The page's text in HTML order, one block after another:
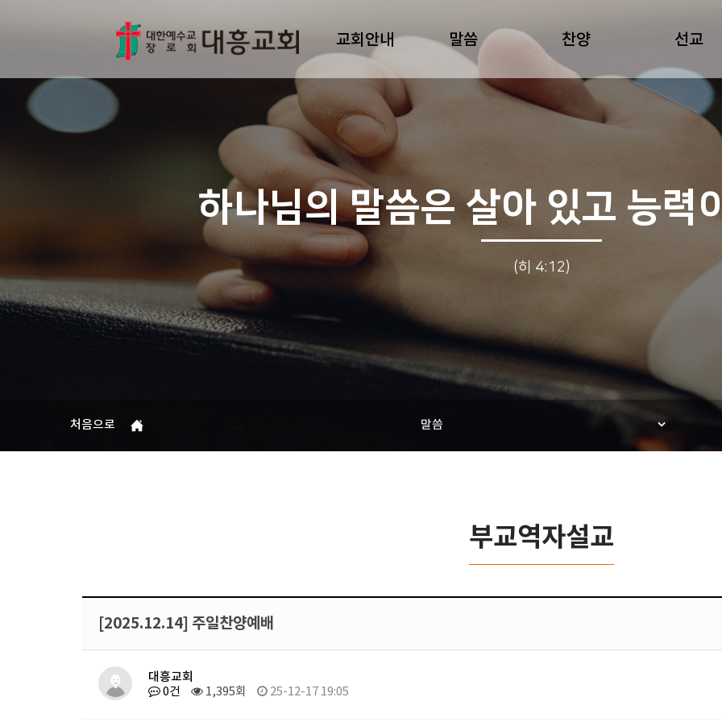
교회안내 말씀 찬양 선교
하나님의 말씀은 살아 있고 능력
(히 4:12)
처음으로 말씀
부교역자설교
[2025.12.14] 주일찬양예배
대흥교회
0건
1,395회 25-12-17 19:05